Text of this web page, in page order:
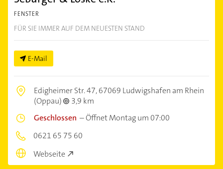
FENSTER
FÜR SIE IMMER AUF DEM NEUESTEN STAND
E-Mail
Edigheimer Str. 47,67069 Ludwigshafen am Rhein
(Oppau)
3,9 km
Geschlossen –Öffnet Montag um 07:00
0621 65 75 60
Webseite